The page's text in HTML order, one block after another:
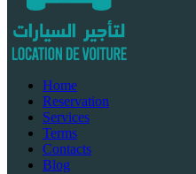
Home
Reservation
Services
Terms
Contacts
Blog